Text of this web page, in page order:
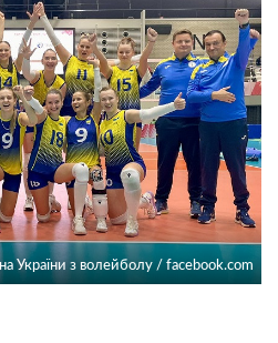
України з волейболу / facebook.com